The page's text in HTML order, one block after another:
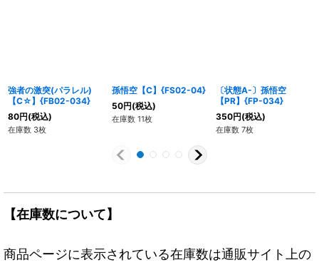
強者の激突(パラレル)
【C☆】{FB02-034}
80円(税込)
在庫数 3枚
孫悟空【C】{FS02-04}
50円(税込)
在庫数 11枚
〔状態A-〕孫悟空
【PR】{FP-034}
350円(税込)
在庫数 7枚
【在庫数について】
商品ページに表示されている在庫数は通販サイト上の